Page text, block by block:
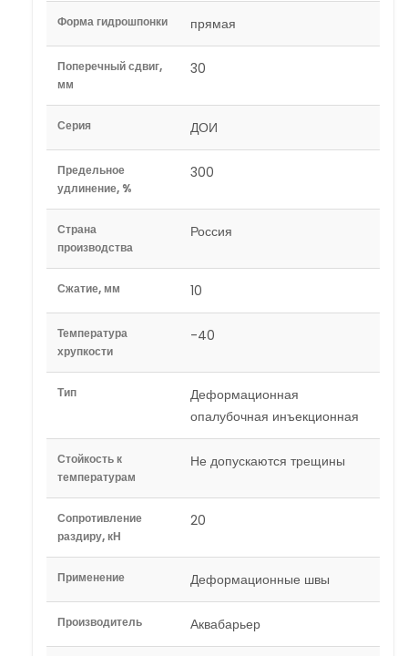
Форма гидрошпонки прямая
Поперечный сдвиг,
мм
30
Серия ДОИ
Предельное
удлинение, %
300
Страна
производства
Россия
Сжатие, мм 10
Температура
хрупкости
-40
Тип
Деформационная
опалубочная инъекционная
Стойкость к
температурам
Не допускаются трещины
Сопротивление
раздиру, кН
20
Применение Деформационные швы
Производитель Аквабарьер